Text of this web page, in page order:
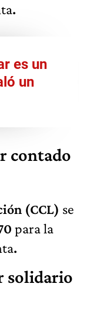
.
es un
un
contado
(CCL) se
para la
.
solidario